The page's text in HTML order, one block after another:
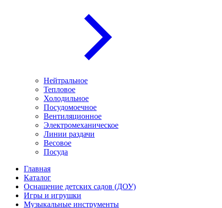
Нейтральное
Тепловое
Холодильное
Посудомоечное
Вентиляционное
Электромеханическое
Линии раздачи
Весовое
Посуда
Главная
Каталог
Оснащение детских садов (ДОУ)
Игры и игрушки
Музыкальные инструменты